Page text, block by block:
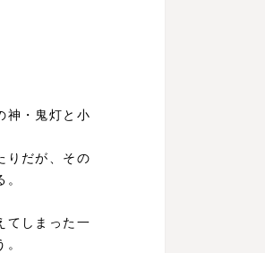
神・鬼灯と小
りだが、その
てしまった一